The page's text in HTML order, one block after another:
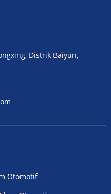
Distrik Baiyun,
Otomotif